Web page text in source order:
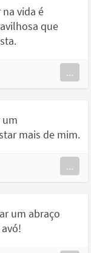
vida é
que
...
um
mais de mim.
...
um abraço